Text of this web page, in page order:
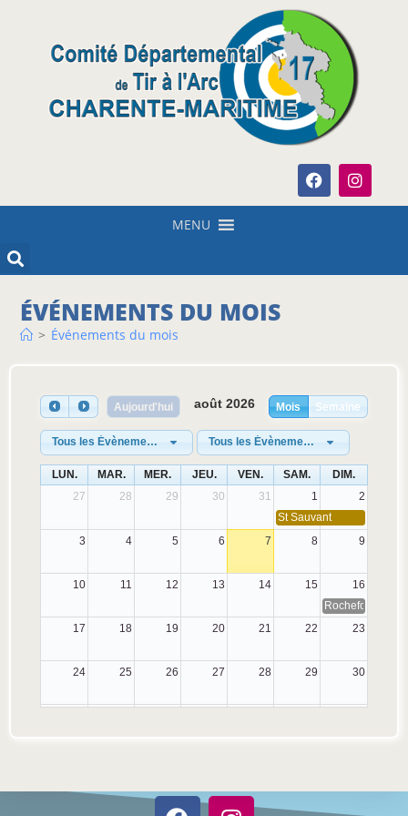
MENU
ÉVÉNEMENTS DU MOIS
> Événements du mois
Aujourd'hui Mois Semaine
août 2026
Tous les Évènements Tags Tous les Évènement Categories
LUN. MAR. MER. JEU. VEN. SAM.
DIM.
27
28 29 30 31 1
2
St Sauvant
3
4 5 6 7 8 9
10 11 12 13 14 15
16
Rochefort
17
18 19 20 21 22 23
24 25 26 27 28 29 30
Aulnay